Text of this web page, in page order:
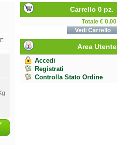
Carrello 0 pz.
Totale € 0,00
Vedi Carrello
Area Utente
Accedi
Registrati
Controlla Stato Ordine